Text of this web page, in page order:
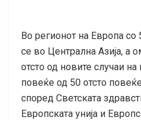
Во регионот на Европа
се во Централна Азија, а
отсто од новите случаи
повеќе од 50 отсто
според Светската
Европската унија и